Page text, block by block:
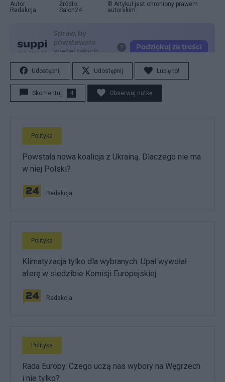
Autor:
Redakcja
Źródło:
Salon24
© Artykuł jest chroniony prawem
autorskim.
Udostępnij Udostępnij Lubię to!
Skomentuj 4 Obserwuj notkę
Polityka
Powstała nowa koalicja z Ukrainą. Dlaczego nie ma
w niej Polski?
Redakcja
Polityka
Klimatyzacja tylko dla wybranych. Upał wywołał
aferę w siedzibie Komisji Europejskiej
Redakcja
Polityka
Rada Europy. Czego uczą nas wybory na Węgrzech
i nie tylko?